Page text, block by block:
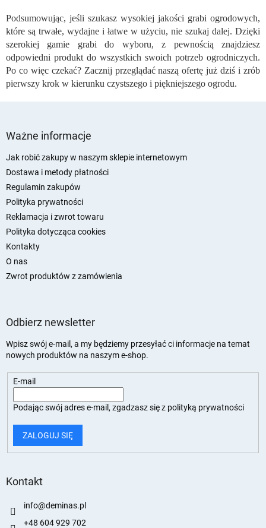
Podsumowując, jeśli szukasz wysokiej jakości grabi ogrodowych,
które są trwałe, wydajne i łatwe w użyciu, nie szukaj dalej. Dzięki
szerokiej gamie grabi do wyboru, z pewnością znajdziesz
odpowiedni produkt do wszystkich swoich potrzeb ogrodniczych.
Po co więc czekać? Zacznij przeglądać naszą ofertę już dziś i zrób
pierwszy krok w kierunku czystszego i piękniejszego ogrodu.
Ważne informacje
Jak robić zakupy w naszym sklepie internetowym
Dostawa i metody płatności
Regulamin zakupów
Polityka prywatności
Reklamacja i zwrot towaru
Polityka dotycząca cookies
Kontakty
O nas
Zwrot produktów z zamówienia
Odbierz newsletter
Wpisz swój e-mail, a my będziemy przesyłać ci informacje na temat
nowych produktów na naszym e-shop.
E-mail
Podając swój adres e-mail, zgadzasz się z polityką prywatności
ZALOGUJ SIĘ
Kontakt
info@deminas.pl
+48 604 929 702